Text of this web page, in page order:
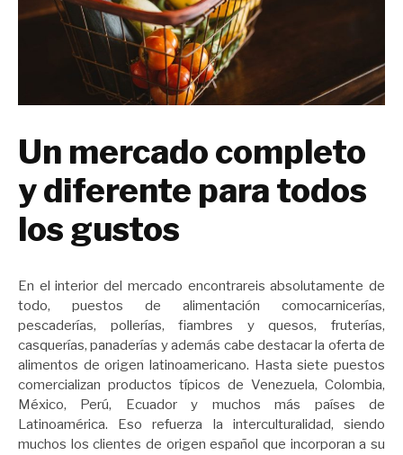
Un mercado completo
y diferente para todos
los gustos
En el interior del mercado encontrareis absolutamente de
todo, puestos de alimentación comocarnicerías,
pescaderías, pollerías, fiambres y quesos, fruterías,
casquerías, panaderías y además cabe destacar la oferta de
alimentos de origen latinoamericano. Hasta siete puestos
comercializan productos típicos de Venezuela, Colombia,
México, Perú, Ecuador y muchos más países de
Latinoamérica. Eso refuerza la interculturalidad, siendo
muchos los clientes de origen español que incorporan a su